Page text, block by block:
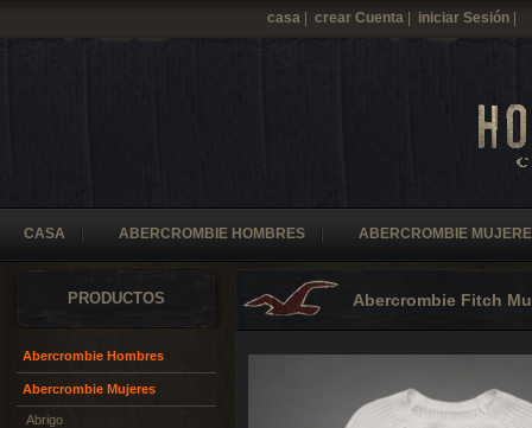
casa crear Cuenta iniciar Sesión
CASA ABERCROMBIE HOMBRES ABERCROMBIE
PRODUCTOS
Abercrombie Hombres
Abercrombie Mujeres
Abrigo
Abercrombie Fitch